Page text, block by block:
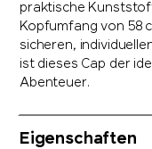
praktische
Kopfumfang von 58
sicheren,
ist dieses Cap der
Abenteuer.
Eigenschaften